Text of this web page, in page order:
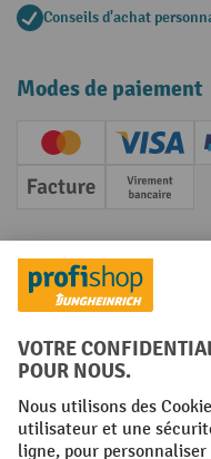
Conseils d'achat
Modes de paiement
Creditcard (Master)
Facture
Réseaux sociaux
Facebook
YouTube
LinkedInInstagram
Conditions générales